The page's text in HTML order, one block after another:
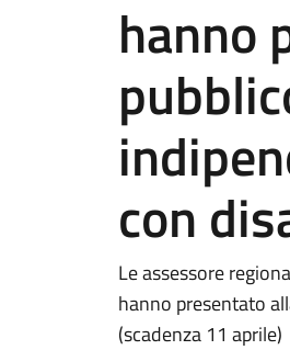
hanno
con
Le assessore
hanno presentato
(scadenza 11 aprile)